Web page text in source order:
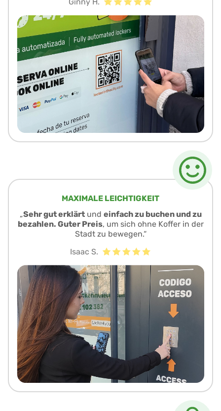
MAXIMALE LEICHTIGKEIT
„Sehr gut erklärtund einfach zu buchen und zu
bezahlen. Guter Preis, um sich ohne Koffer in der
Stadt zu bewegen.“
Isaac S.